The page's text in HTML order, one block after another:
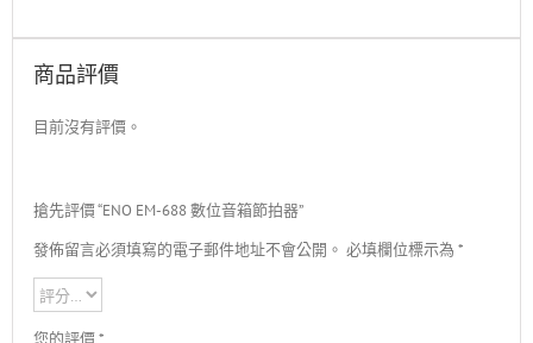
商品評價
目前沒有評價。
搶先評價 “ENO EM-688 數位音箱節拍器”
發佈留言必須填寫的電子郵件地址不會公開。 必填欄位標示為*
您的評價*